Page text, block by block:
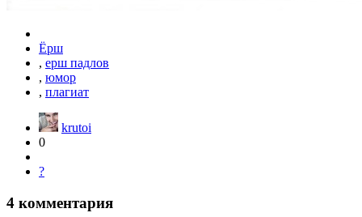
Ёрш
, ерш падлов
, юмор
, плагиат
krutoi
0
?
4 комментария